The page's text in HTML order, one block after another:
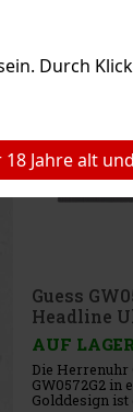
Durch
Jahre alt
Fossil
Damenuhr
AUF LAGER
Damenuhr
ES5219 mit